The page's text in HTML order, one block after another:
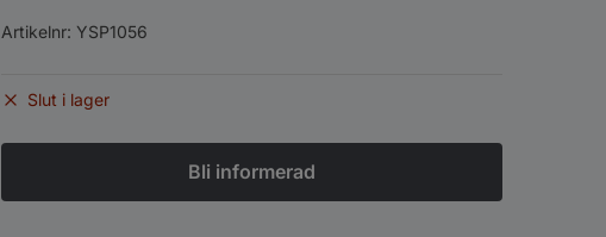
Artikelnr: YSP1056
Slut i lager